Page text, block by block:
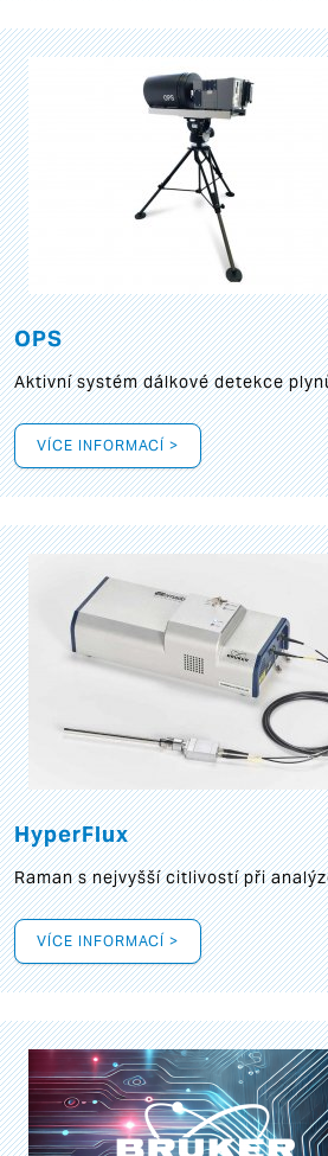
OPS
Aktivní systém dálkové detekce
VÍCE INFORMACÍ >
HyperFlux
Raman s nejvyšší citlivostí při
VÍCE INFORMACÍ >